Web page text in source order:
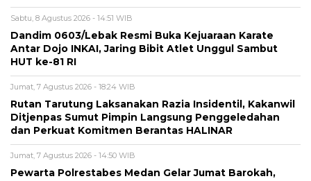
Sabtu, 8 Agustus 2026 - 14:51 WIB
Dandim 0603/Lebak Resmi Buka Kejuaraan Karate
Antar Dojo INKAI, Jaring Bibit Atlet Unggul Sambut
HUT ke-81 RI
Jumat, 7 Agustus 2026 - 18:24 WIB
Rutan Tarutung Laksanakan Razia Insidentil, Kakanwil
Ditjenpas Sumut Pimpin Langsung Penggeledahan
dan Perkuat Komitmen Berantas HALINAR
Jumat, 7 Agustus 2026 - 14:50 WIB
Pewarta Polrestabes Medan Gelar Jumat Barokah,